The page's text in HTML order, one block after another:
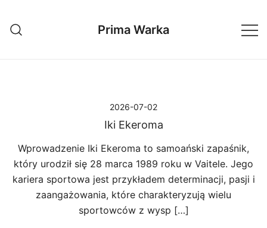
treści
Prima Warka
2026-07-02
Iki Ekeroma
Wprowadzenie Iki Ekeroma to samoański zapaśnik,
który urodził się 28 marca 1989 roku w Vaitele. Jego
kariera sportowa jest przykładem determinacji, pasji i
zaangażowania, które charakteryzują wielu
sportowców z wysp […]